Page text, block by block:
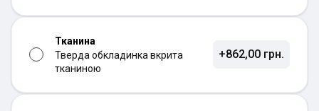
Тканина
Тверда обкладинка вкрита
тканиною
+862,00 грн.